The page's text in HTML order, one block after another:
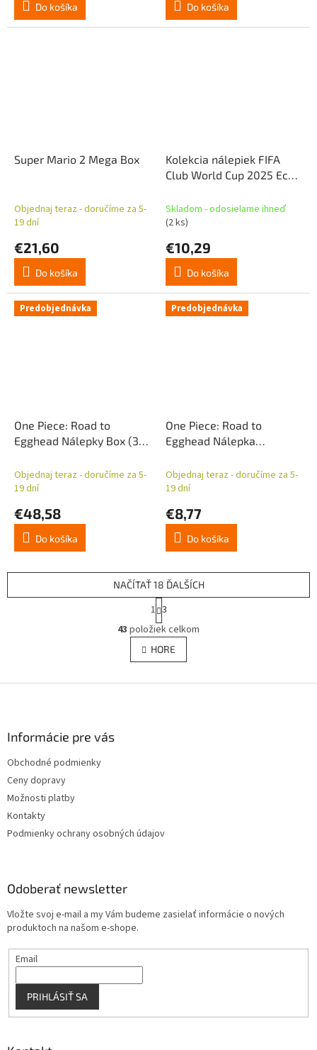
Do košíka Do košíka
Super Mario 2 Mega Box
Objednaj teraz - doručíme za 5-
19 dní
€21,60
Do košíka
Kolekcia nálepiek FIFA
Club World Cup 2025 Eco-
Skladom - odosielame ihneď
(2 ks)
€10,29
Do košíka
Predobjednávka
One Piece: Road to
Egghead Nálepky Box (36)
Objednaj teraz - doručíme za 5-
19 dní
€48,58
Do košíka
Predobjednávka
One Piece: Road to
Egghead Nálepka
*Nemecká verzia*
Objednaj teraz - doručíme za 5-
19 dní
€8,77
Do košíka
O
v
l
á
p
NAČÍTAŤ 18 ĎALŠÍCH
S
t
r
á
n
k
v
1 3
43 položiek celkom
HORE
Informácie pre vás
Obchodné podmienky
Ceny dopravy
Možnosti platby
Kontakty
Podmienky ochrany osobných údajov
Odoberať newsletter
Vložte svoj e-mail a my Vám budeme zasielať informácie o nových
produktoch na našom e-shope.
Email
PRIHLÁSIŤ SA